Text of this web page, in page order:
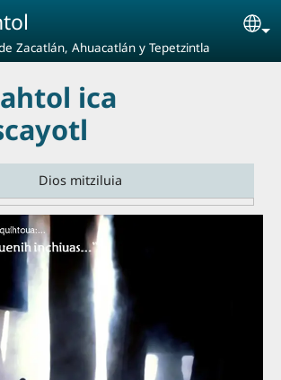
principal
Zacatlán, Ahuacatlán y Tepetzintla
ica
Dios mitziluia